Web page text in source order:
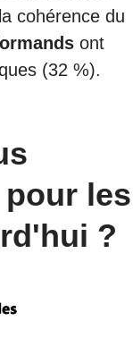
cohérence du
ont
(32 %).
les
?